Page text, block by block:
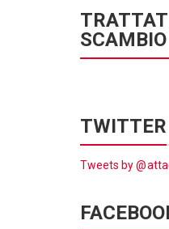
SCAMBIO
TWITTER
Tweets by